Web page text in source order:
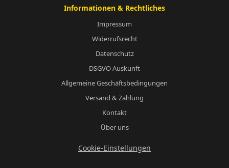
Informationen & Rechtliches
Impressum
Widerrufsrecht
Datenschutz
DSGVO Auskunft
Allgemeine Geschäftsbedingungen
Versand & Zahlung
Kontakt
Über uns
Cookie-Einstellungen